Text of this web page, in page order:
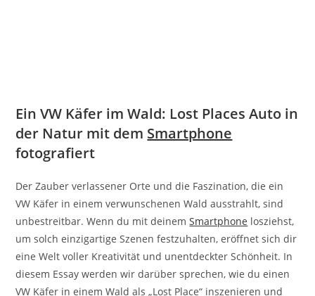
Ein VW Käfer im Wald: Lost Places Auto in
der Natur mit dem Smartphone
fotografiert
Der Zauber verlassener Orte und die Faszination, die ein
VW Käfer in einem verwunschenen Wald ausstrahlt, sind
unbestreitbar. Wenn du mit deinemSmartphone losziehst,
um solch einzigartige Szenen festzuhalten, eröffnet sich dir
eine Welt voller Kreativität und unentdeckter Schönheit. In
diesem Essay werden wir darüber sprechen, wie du einen
VW Käfer in einem Wald als „Lost Place“ inszenieren und